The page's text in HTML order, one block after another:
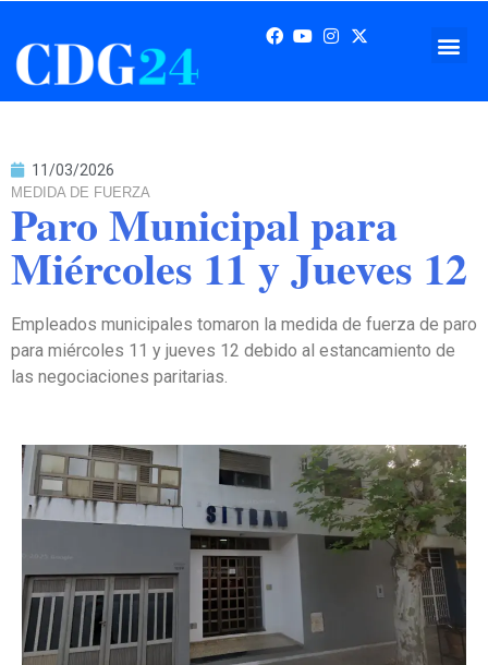
11/03/2026
MEDIDA DE FUERZA
Paro Municipal para
Miércoles 11 y Jueves 12
Empleados municipales tomaron la medida de fuerza de paro
para miércoles 11 y jueves 12 debido al estancamiento de
las negociaciones paritarias.